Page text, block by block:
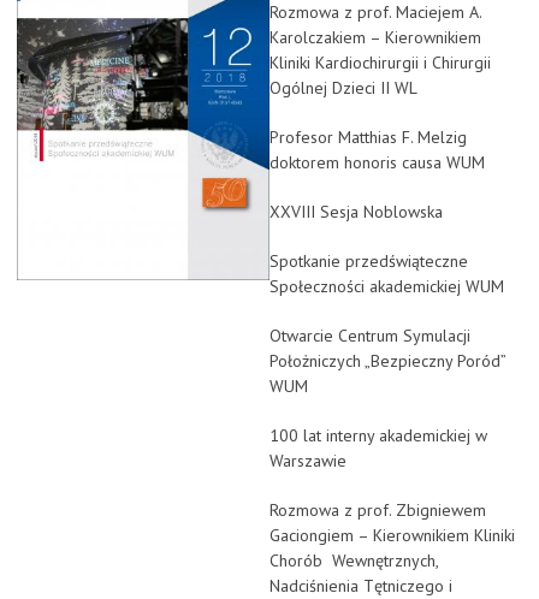
Rozmowa z prof. Maciejem A.
Karolczakiem – Kierownikiem
Kliniki Kardiochirurgii i Chirurgii
Ogólnej Dzieci II WL
Profesor Matthias F. Melzig
doktorem honoris causa WUM
XXVIII Sesja Noblowska
Spotkanie przedświąteczne
Społeczności akademickiej WUM
Otwarcie Centrum Symulacji
Położniczych „Bezpieczny Poród”
WUM
100 lat interny akademickiej w
Warszawie
Rozmowa z prof. Zbigniewem
Gaciongiem – Kierownikiem Kliniki
Chorób Wewnętrznych,
Nadciśnienia Tętniczego i